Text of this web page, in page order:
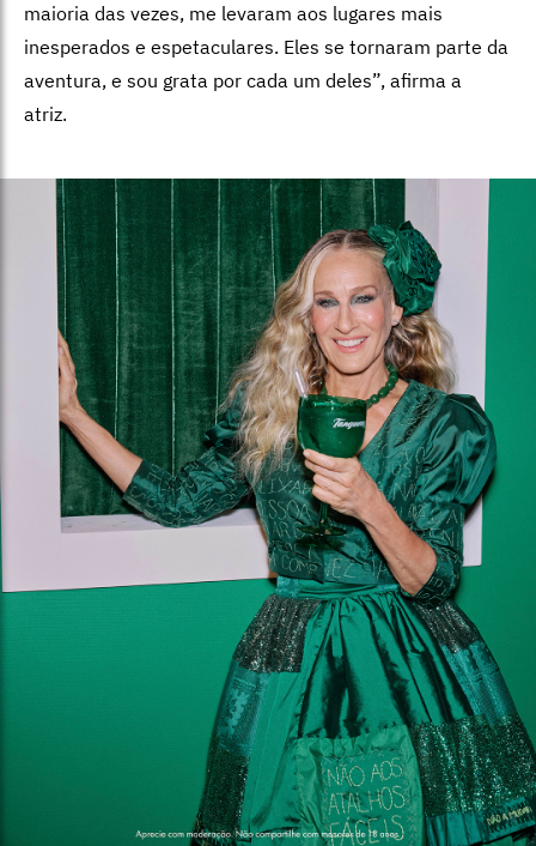
maioria das vezes, me levaram aos lugares mais
inesperados e espetaculares. Eles se tornaram parte da
aventura, e sou grata por cada um deles”, afirma a
atriz.